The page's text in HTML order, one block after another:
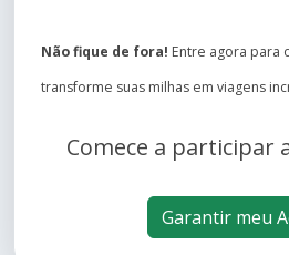
Não fique de fora! Entre agora para
transforme suas milhas em viagens
Comece a participar
Garantir meu